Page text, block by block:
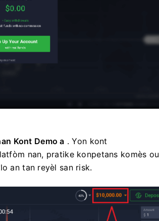
Kont Demo a . Yon kont
nan, pratike konpetans komès ou
an tan reyèl san risk.